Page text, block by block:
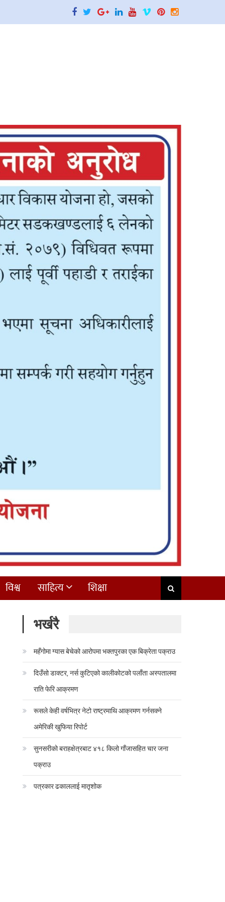
विश्व साहित्य शिक्षा
भर्खरै
महँगोमा ग्यास बेचेको आरोपमा भक्तपुरका एक बिक्रेता पक्राउ
दिउँसो डाक्टर, नर्स कुटिएको कालीकोटको पलाँता अस्पतालमा
राति फेरि आक्रमण
रूसले केही वर्षभित्र नेटो राष्ट्रमाथि आक्रमण गर्नसक्ने
अमेरिकी खुफिया रिपोर्ट
सुनसरीको बराहक्षेत्रबाट ४१८ किलो गाँजासहित चार जना
पक्राउ
पत्रकार ढकाललाई मातृशोक